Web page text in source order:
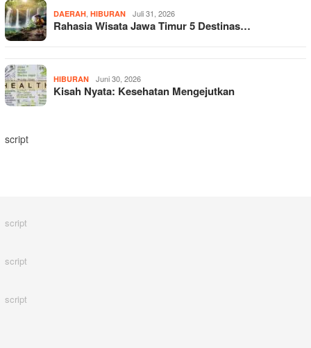
DAERAH, HIBURAN Juli 31, 2026
Rahasia Wisata Jawa Timur 5 Destinas…
HIBURAN Juni 30, 2026
Kisah Nyata: Kesehatan Mengejutkan
script
script
script
script